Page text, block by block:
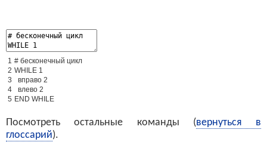
1
2
3
4
5
# бесконечный цикл
WHILE 1
вправо 2
влево 2
END WHILE
Посмотреть остальные команды (вернуться в
глоссарий).